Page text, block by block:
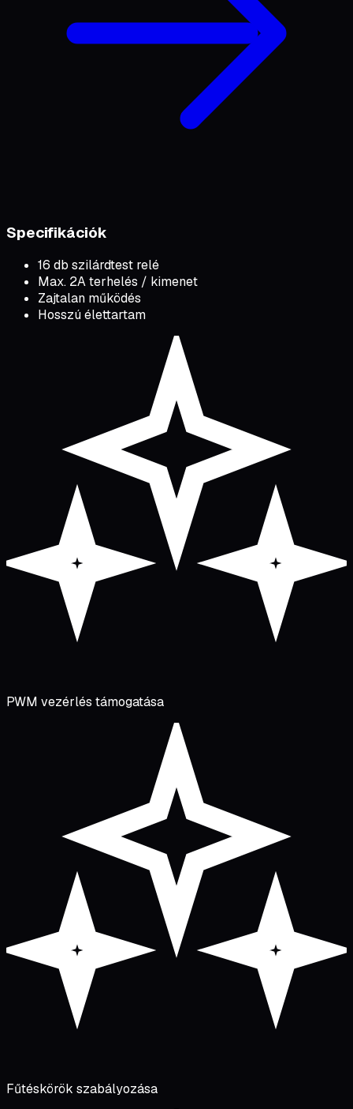
Specifikációk
16 db szilárdtest relé
Max. 2A terhelés / kimenet
Zajtalan működés
Hosszú élettartam
PWM vezérlés támogatása
Fűtéskörök szabályozása